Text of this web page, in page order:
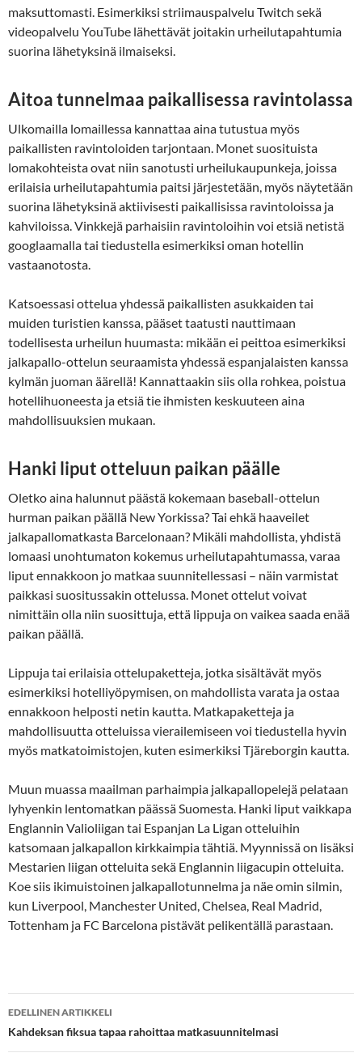
maksuttomasti. Esimerkiksi striimauspalvelu Twitch sekä
videopalvelu YouTube lähettävät joitakin urheilutapahtumia
suorina lähetyksinä ilmaiseksi.
Aitoa tunnelmaa paikallisessa ravintolassa
Ulkomailla lomaillessa kannattaa aina tutustua myös
paikallisten ravintoloiden tarjontaan. Monet suosituista
lomakohteista ovat niin sanotusti urheilukaupunkeja, joissa
erilaisia urheilutapahtumia paitsi järjestetään, myös näytetään
suorina lähetyksinä aktiivisesti paikallisissa ravintoloissa ja
kahviloissa. Vinkkejä parhaisiin ravintoloihin voi etsiä netistä
googlaamalla tai tiedustella esimerkiksi oman hotellin
vastaanotosta.
Katsoessasi ottelua yhdessä paikallisten asukkaiden tai
muiden turistien kanssa, pääset taatusti nauttimaan
todellisesta urheilun huumasta: mikään ei peittoa esimerkiksi
jalkapallo-ottelun seuraamista yhdessä espanjalaisten kanssa
kylmän juoman äärellä! Kannattaakin siis olla rohkea, poistua
hotellihuoneesta ja etsiä tie ihmisten keskuuteen aina
mahdollisuuksien mukaan.
Hanki liput otteluun paikan päälle
Oletko aina halunnut päästä kokemaan baseball-ottelun
hurman paikan päällä New Yorkissa? Tai ehkä haaveilet
jalkapallomatkasta Barcelonaan? Mikäli mahdollista, yhdistä
lomaasi unohtumaton kokemus urheilutapahtumassa, varaa
liput ennakkoon jo matkaa suunnitellessasi – näin varmistat
paikkasi suositussakin ottelussa. Monet ottelut voivat
nimittäin olla niin suosittuja, että lippuja on vaikea saada enää
paikan päällä.
Lippuja tai erilaisia ottelupaketteja, jotka sisältävät myös
esimerkiksi hotelliyöpymisen, on mahdollista varata ja ostaa
ennakkoon helposti netin kautta. Matkapaketteja ja
mahdollisuutta otteluissa vierailemiseen voi tiedustella hyvin
myös matkatoimistojen, kuten esimerkiksi Tjäreborgin kautta.
Muun muassa maailman parhaimpia jalkapallopelejä pelataan
lyhyenkin lentomatkan päässä Suomesta. Hanki liput vaikkapa
Englannin Valioliigan tai Espanjan La Ligan otteluihin
katsomaan jalkapallon kirkkaimpia tähtiä. Myynnissä on lisäksi
Mestarien liigan otteluita sekä Englannin liigacupin otteluita.
Koe siis ikimuistoinen jalkapallotunnelma ja näe omin silmin,
kun Liverpool, Manchester United, Chelsea, Real Madrid,
Tottenham ja FC Barcelona pistävät pelikentällä parastaan.
Artikkelien
selaus
EDELLINEN ARTIKKELI
Kahdeksan fiksua tapaa rahoittaa matkasuunnitelmasi